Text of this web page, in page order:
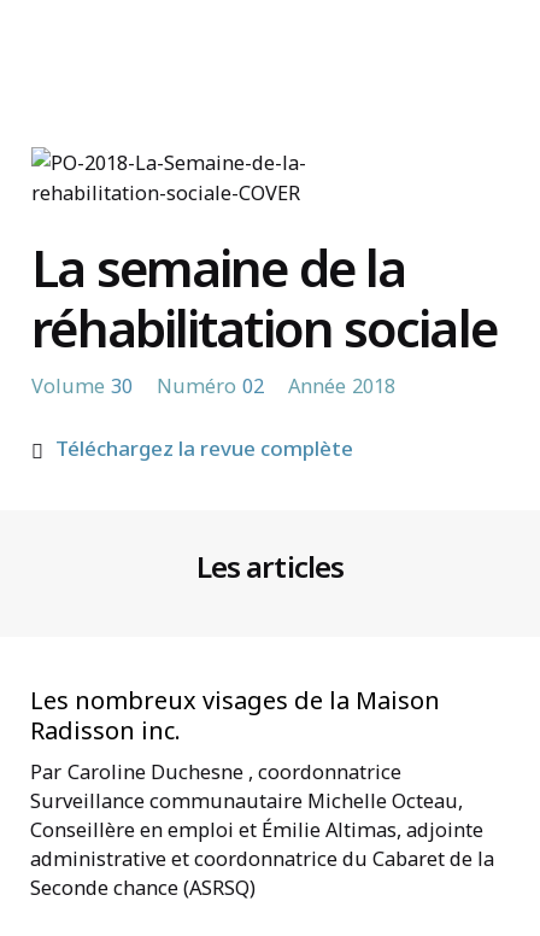
La semaine de la
réhabilitation sociale
Volume 30 Numéro 02 Année 2018
Téléchargez la revue complète
Les articles
Les nombreux visages de la Maison
Radisson inc.
Caroline Duchesne , coordonnatrice
Surveillance communautaire Michelle Octeau,
Conseillère en emploi et Émilie Altimas, adjointe
administrative et coordonnatrice du Cabaret de la
Seconde chance (ASRSQ)